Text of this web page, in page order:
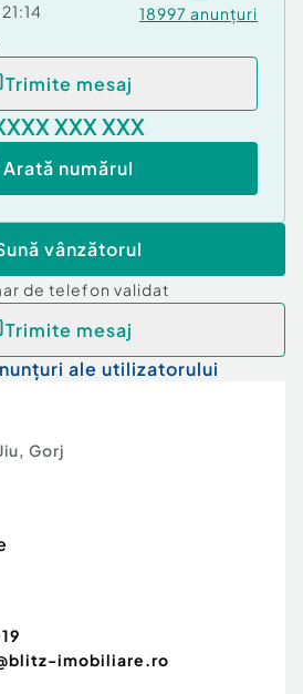
18997 anunțuri
Trimite mesaj
XXX XXX
Arată numărul
vânzătorul
de telefon validat
Trimite mesaj
ale utilizatorului
, Gorj
imobiliare.ro